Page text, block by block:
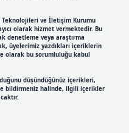
Teknolojileri ve İletişim Kurumu
olarak hizmet vermektedir. Bu
denetleme veya araştırma
üyelerimiz yazdıkları içeriklerin
olarak bu sorumluluğu kabul
düşündüğünüz içerikleri,
bildirmeniz halinde, ilgili içerikler